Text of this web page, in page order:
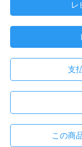
レ
支
この商